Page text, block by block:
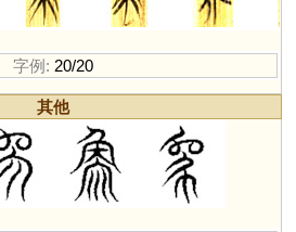
字例: 20/20
其他